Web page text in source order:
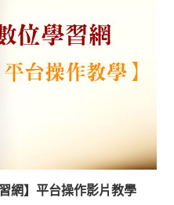
網】平台操作影片教學